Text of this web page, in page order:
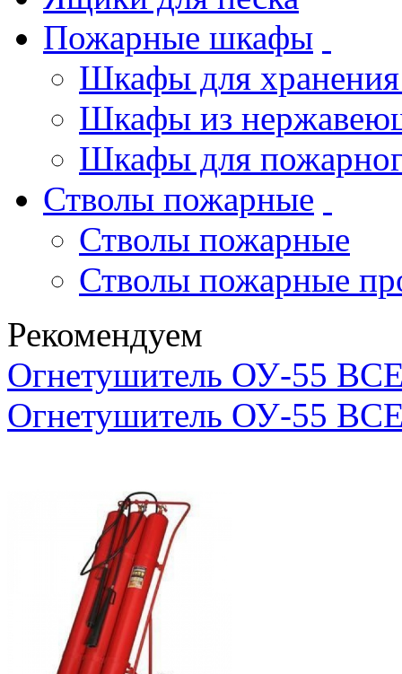
Пожарные шкафы
Шкафы для хранения
Шкафы из
Шкафы для
Стволы пожарные
Стволы пожарные
Стволы пожарные
Рекомендуем
Огнетушитель ОУ-55
Огнетушитель ОУ-55